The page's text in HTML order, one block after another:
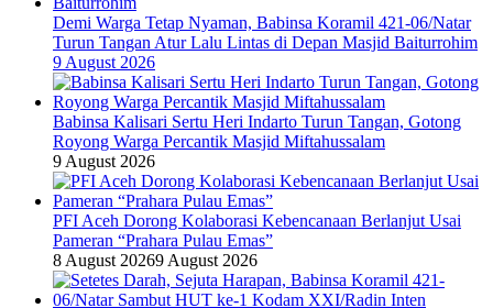
Demi Warga Tetap Nyaman, Babinsa Koramil 421-06/Natar
Turun Tangan Atur Lalu Lintas di Depan Masjid Baiturrohim
9 August 2026
Babinsa Kalisari Sertu Heri Indarto Turun Tangan, Gotong
Royong Warga Percantik Masjid Miftahussalam
9 August 2026
PFI Aceh Dorong Kolaborasi Kebencanaan Berlanjut Usai
Pameran “Prahara Pulau Emas”
8 August 20269 August 2026